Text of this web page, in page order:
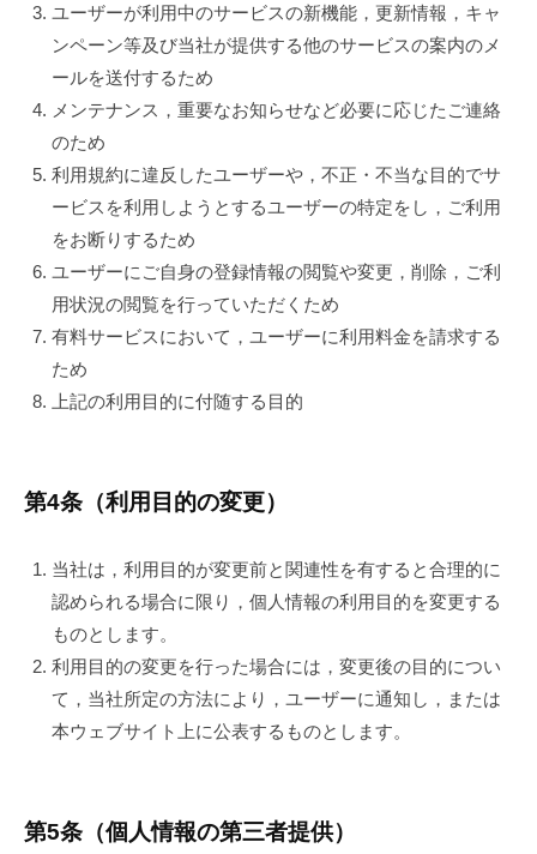
ユーザーが利用中のサービスの新機能，更新情報，キャ
ンペーン等及び当社が提供する他のサービスの案内のメ
ールを送付するため
メンテナンス，重要なお知らせなど必要に応じたご連絡
のため
利用規約に違反したユーザーや，不正・不当な目的でサ
ービスを利用しようとするユーザーの特定をし，ご利用
をお断りするため
ユーザーにご自身の登録情報の閲覧や変更，削除，ご利
用状況の閲覧を行っていただくため
有料サービスにおいて，ユーザーに利用料金を請求する
ため
上記の利用目的に付随する目的
第4条（利用目的の変更）
当社は，利用目的が変更前と関連性を有すると合理的に
認められる場合に限り，個人情報の利用目的を変更する
ものとします。
利用目的の変更を行った場合には，変更後の目的につい
て，当社所定の方法により，ユーザーに通知し，または
本ウェブサイト上に公表するものとします。
第5条（個人情報の第三者提供）